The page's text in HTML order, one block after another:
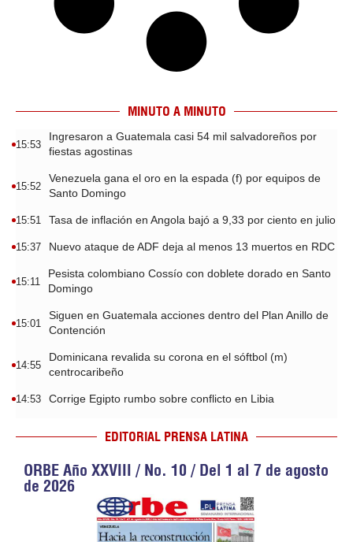
MINUTO A MINUTO
15:53
Ingresaron a Guatemala casi 54 mil salvadoreños por
fiestas agostinas
15:52
Venezuela gana el oro en la espada (f) por equipos de
Santo Domingo
15:51 Tasa de inflación en Angola bajó a 9,33 por ciento en julio
15:37 Nuevo ataque de ADF deja al menos 13 muertos en RDC
15:11
Pesista colombiano Cossío con doblete dorado en Santo
Domingo
15:01
Siguen en Guatemala acciones dentro del Plan Anillo de
Contención
14:55
Dominicana revalida su corona en el sóftbol (m)
centrocaribeño
14:53 Corrige Egipto rumbo sobre conflicto en Libia
EDITORIAL PRENSA LATINA
ORBE Año XXVIII / No. 10 / Del 1 al 7 de agosto
de 2026